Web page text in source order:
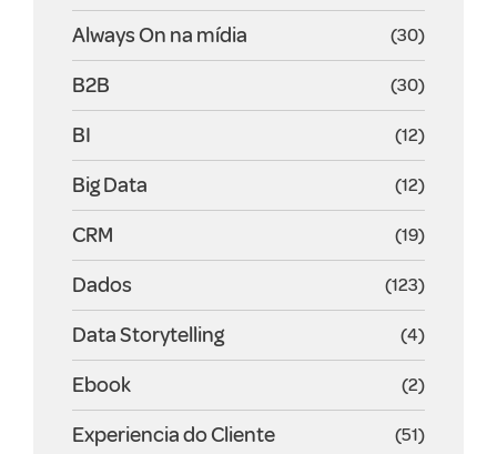
Always On na mídia (30)
B2B (30)
BI (12)
Big Data (12)
CRM (19)
Dados (123)
Data Storytelling (4)
Ebook (2)
Experiencia do Cliente (51)